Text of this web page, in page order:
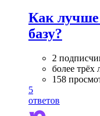
Как лучше
базу?
2
более трёх
158
5
ответов